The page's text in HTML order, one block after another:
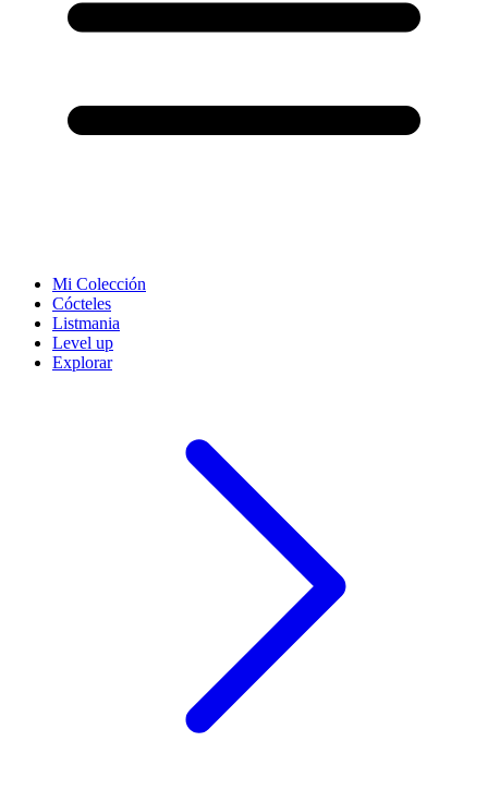
Mi Colección
Cócteles
Listmania
Level up
Explorar